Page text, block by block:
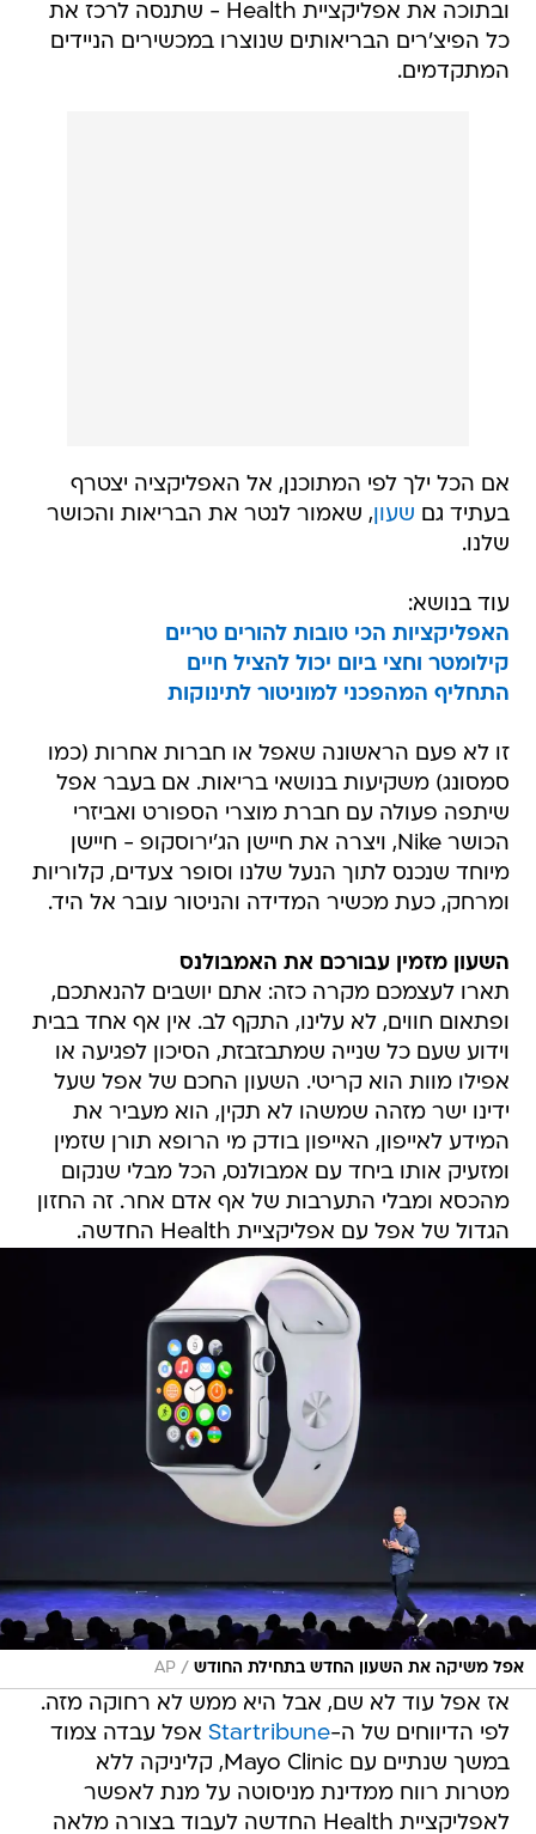
ובתוכה את אפליקציית Health - שתנסה לרכז את
כל הפיצ'רים הבריאותים שנוצרו במכשירים הניידים
המתקדמים.
אם הכל ילך לפי המתוכנן, אל האפליקציה יצטרף
בעתיד גם שעון, שאמור לנטר את הבריאות והכושר
שלנו.
עוד בנושא:
האפליקציות הכי טובות להורים טריים
קילומטר וחצי ביום יכול להציל חיים
התחליף המהפכני למוניטור לתינוקות
זו לא פעם הראשונה שאפל או חברות אחרות (כמו
סמסונג) משקיעות בנושאי בריאות. אם בעבר אפל
שיתפה פעולה עם חברת מוצרי הספורט ואביזרי
הכושר Nike, ויצרה את חיישן הג'ירוסקופ - חיישן
מיוחד שנכנס לתוך הנעל שלנו וסופר צעדים, קלוריות
ומרחק, כעת מכשיר המדידה והניטור עובר אל היד.
השעון מזמין עבורכם את האמבולנס
תארו לעצמכם מקרה כזה: אתם יושבים להנאתכם,
ופתאום חווים, לא עלינו, התקף לב. אין אף אחד בבית
וידוע שעם כל שנייה שמתבזבזת, הסיכון לפגיעה או
אפילו מוות הוא קריטי. השעון החכם של אפל שעל
ידינו ישר מזהה שמשהו לא תקין, הוא מעביר את
המידע לאייפון, האייפון בודק מי הרופא תורן שזמין
ומזעיק אותו ביחד עם אמבולנס, הכל מבלי שנקום
מהכסא ומבלי התערבות של אף אדם אחר. זה החזון
הגדול של אפל עם אפליקציית Health החדשה.
אפל משיקה את השעון החדש בתחילת החודש /
AP
אז אפל עוד לא שם, אבל היא ממש לא רחוקה מזה.
לפי הדיווחים של ה-Startribune אפל עבדה צמוד
במשך שנתיים עם Mayo Clinic, קליניקה ללא
מטרות רווח ממדינת מניסוטה על מנת לאפשר
לאפליקציית Health החדשה לעבוד בצורה מלאה